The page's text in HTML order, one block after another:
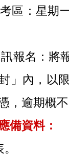
區：星期
訊報名：
」內，以
，逾期概
備資料：